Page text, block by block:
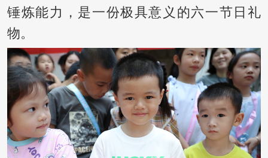
锤炼能力，是一份极具意义的六一节日礼
物。